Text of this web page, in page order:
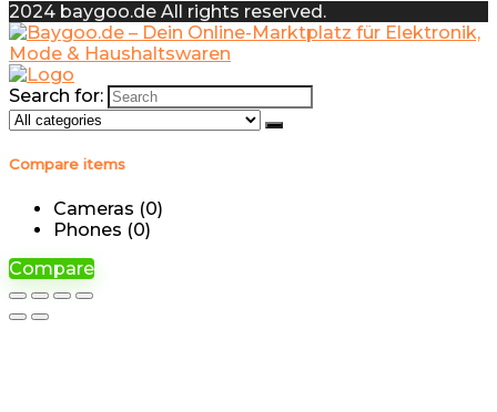
2024 baygoo.de All rights reserved.
Search for:
Compare items
Cameras (0)
Phones (0)
Compare